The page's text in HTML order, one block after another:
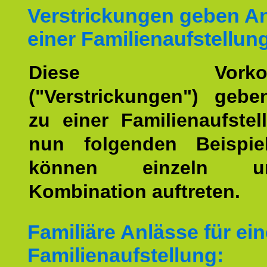
Verstrickungen geben
einer
Diese
("Verstrickungen")
zu einer
nun folgenden
können einzeln
Kombination auftreten.
Familiäre Anlässe für
Familienaufstellung: